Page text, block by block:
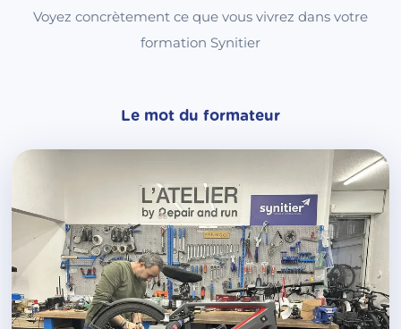
Voyez concrètement ce que vous vivrez dans votre
formation Synitier
Le mot du formateur